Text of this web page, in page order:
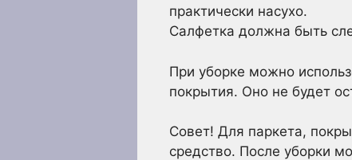
практически насухо.
Салфетка должна быть
При уборке можно
покрытия. Оно не будет
Совет! Для паркета,
средство. После уборки